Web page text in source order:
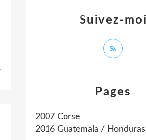
Pages
2007 Corse
2016 Guatemala / Honduras
Suivez-moi